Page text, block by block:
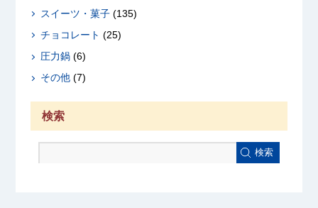
スイーツ・菓子(135)
チョコレート (25)
圧力鍋(6)
その他(7)
検索
検索